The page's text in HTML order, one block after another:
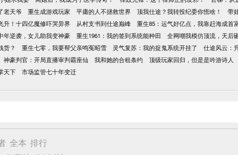
老天爷 重生成游戏玩家 平庸的人不拯救世界 顶我仕途？我转投纪委你慌啥！ 带
升！十四亿魔修吓哭异界 从村支书到仕途巅峰 重生85：运气好亿点，我靠赶海成首
年逆袭，女儿助我变神豪 重生1961：我的签到系统能种田 全网嘲我模仿顶流，天后
货？ 重生七零，我要帮父亲鸣冤昭雪 灵气复苏：我的捉鬼系统开挂了 仕途风云：
神豪判官：开局直播审判霸座仙 我和她的合租条约 顶级玩家回归，但是是吟游诗人
天下
市场监管七十年变迁
全本 排行